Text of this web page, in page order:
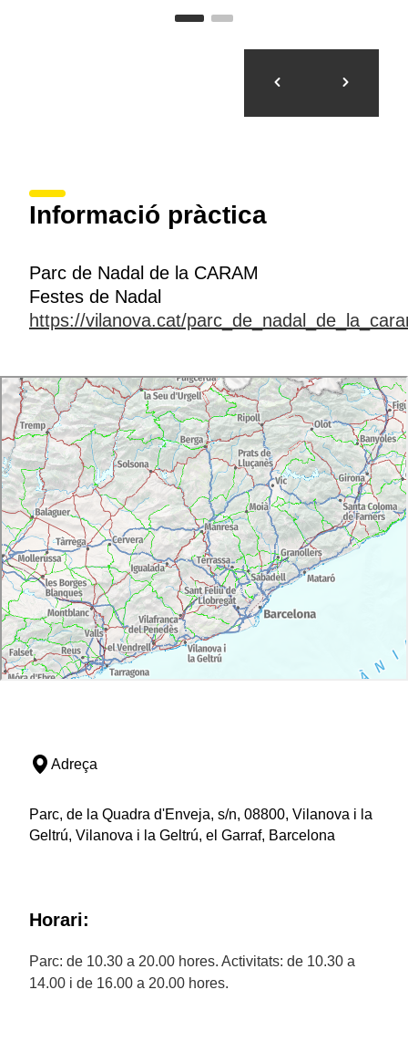
Informació pràctica
Parc de Nadal de la CARAM
Festes de Nadal
https://vilanova.cat/
Adreça
Parc, de la Quadra d'Enveja, s/n, 08800, Vilanova i la
Geltrú, Vilanova i la Geltrú, el Garraf, Barcelona
Horari:
Parc: de 10.30 a 20.00 hores. Activitats: de 10.30 a
14.00 i de 16.00 a 20.00 hores.